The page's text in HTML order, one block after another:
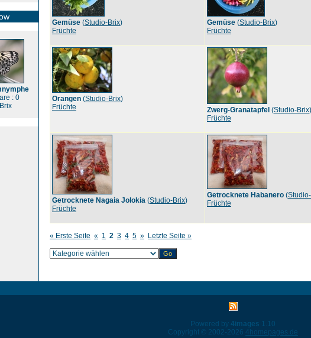
: 0
Gemüse (Studio-Brix)
Früchte
Gemüse (Studio-Brix)
Früchte
Orangen (Studio-Brix)
Früchte
Zwerg-Granatapfel (Studio-Brix)
Früchte
Getrocknete Nagaia Jolokia (Studio-Brix)
Früchte
Getrocknete Habanero (
Früchte
« Erste Seite « 1 2 3 4 5 » Letzte Seite »
Powered by 4images 1.10
Copyright © 2002-2026 4homepages.de